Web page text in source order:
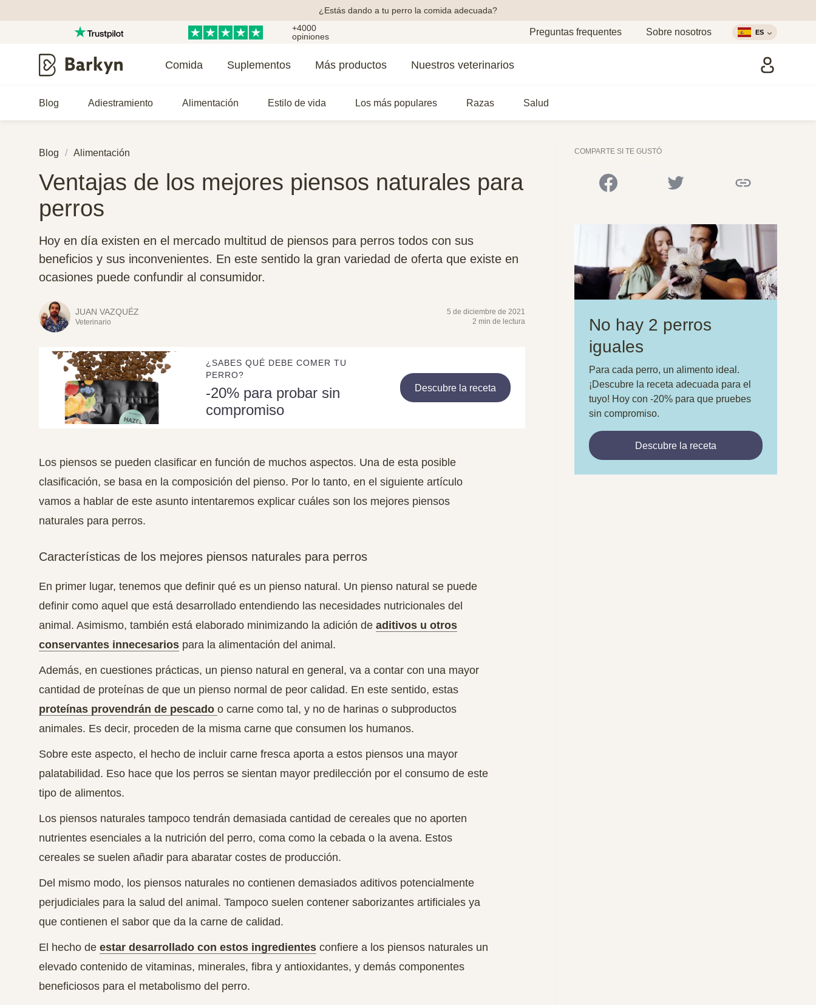
¿Estás dando a tu perro la comida adecuada?
+4000
opiniones
Preguntas frequentes Sobre nosotros ES
Comida Suplementos Más productos Nuestros veterinarios
Blog Adiestramiento Alimentación Estilo de vida Los más populares Razas Salud
Blog Alimentación
Ventajas de los mejores piensos naturales para
perros
Hoy en día existen en el mercado multitud de piensos para perros todos con sus
beneficios y sus inconvenientes. En este sentido la gran variedad de oferta que existe en
ocasiones puede confundir al consumidor.
JUAN VAZQUÉZ
Veterinario
5 de diciembre de 2021
2 min de lectura
¿SABES QUÉ DEBE COMER TU
PERRO?
-20% para probar sin
compromiso
Descubre la receta
Los piensos se pueden clasificar en función de muchos aspectos. Una de esta posible
clasificación, se basa en la composición del pienso. Por lo tanto, en el siguiente artículo
vamos a hablar de este asunto intentaremos explicar cuáles son los mejores piensos
naturales para perros.
Características de los mejores piensos naturales para perros
En primer lugar, tenemos que definir qué es un pienso natural. Un pienso natural se puede
definir como aquel que está desarrollado entendiendo las necesidades nutricionales del
animal. Asimismo, también está elaborado minimizando la adición de aditivos u otros
conservantes innecesarios para la alimentación del animal.
Además, en cuestiones prácticas, un pienso natural en general, va a contar con una mayor
cantidad de proteínas de que un pienso normal de peor calidad. En este sentido, estas
proteínas provendrán de pescado o carne como tal, y no de harinas o subproductos
animales. Es decir, proceden de la misma carne que consumen los humanos.
Sobre este aspecto, el hecho de incluir carne fresca aporta a estos piensos una mayor
palatabilidad. Eso hace que los perros se sientan mayor predilección por el consumo de este
tipo de alimentos.
Los piensos naturales tampoco tendrán demasiada cantidad de cereales que no aporten
nutrientes esenciales a la nutrición del perro, coma como la cebada o la avena. Estos
cereales se suelen añadir para abaratar costes de producción.
Del mismo modo, los piensos naturales no contienen demasiados aditivos potencialmente
perjudiciales para la salud del animal. Tampoco suelen contener saborizantes artificiales ya
que contienen el sabor que da la carne de calidad.
El hecho de estar desarrollado con estos ingredientes confiere a los piensos naturales un
elevado contenido de vitaminas, minerales, fibra y antioxidantes, y demás componentes
beneficiosos para el metabolismo del perro.
COMPARTE SI TE GUSTÓ
No hay 2 perros
iguales
Para cada perro, un alimento ideal.
¡Descubre la receta adecuada para el
tuyo! Hoy con -20% para que pruebes
sin compromiso.
Descubre la receta